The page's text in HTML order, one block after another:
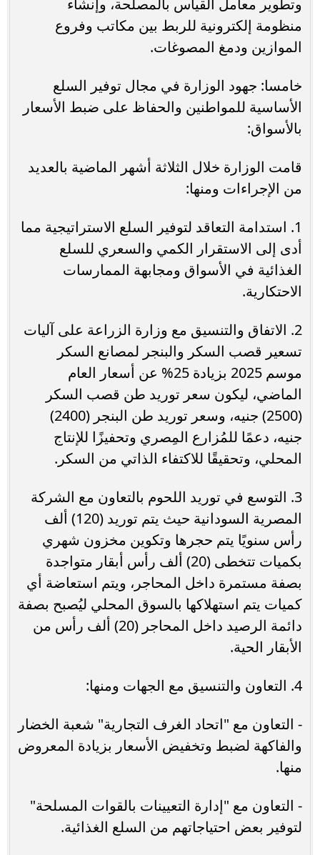
وتطوير معامل القياس بالمصلحة، وإنشاء
منظومة إلكترونية للربط بين مكاتب وفروع
الموازين ودمغ المصوغات.
خامسا: جهود الوزارة في مجال توفير السلع
الأساسية للمواطنين والحفاظ على ضبط الأسعار
بالأسواق:
قامت الوزارة خلال الثلاثة أشهر الماضية بالعديد
من الإجراءات ومنها:
1. استدامة التعاقد لتوفير السلع الاستراتيجية مما
أدى إلى الاستقرار الكمي والسعري للسلع
الغذائية في الأسواق ومجابهة الممارسات
الاحتكارية.
2. الاتفاق والتنسيق مع وزارة الزراعة على آليات
تسعير قصب السكر والبنجر لمصانع السكر
موسم 2025 بزيادة 25% عن أسعار العام
الماضي، ليكون سعر توريد طن قصب السكر
(2500) جنيه، وسعر توريد طن البنجر (2400)
جنيه، دعمًا للمُزارع المِصري وتحفيزًا للإنتاج
المحلي، وتحقيقًا للاكتفاء الذاتي من السكر.
3. التوسع في توريد اللحوم بالتعاون مع الشركة
المصرية السودانية حيث يتم توريد (120) ألف
رأس سنويًا يتم حجرها وتكوين مخزون شهري
بكميات تتخطى (20) ألف رأس أبقار متواجدة
بصفة مستمرة داخل المحاجر، ويتم استعاضة أي
كميات يتم استهلاكها بالسوق المحلي ليُصبح بصفة
دائمة الرصيد داخل المحاجر (20) ألف رأس من
الأبقار الحية.
4. التعاون والتنسيق مع الجهات ومنها:
- التعاون مع "اتحاد الغرف التجارية" شعبة الخضار
والفاكهة لضبط وتخفيض الأسعار بزيادة المعروض
منها.
- التعاون مع "إدارة التعيينات بالقوات المسلحة"
لتوفير بعض احتياجاتهم من السلع الغذائية.